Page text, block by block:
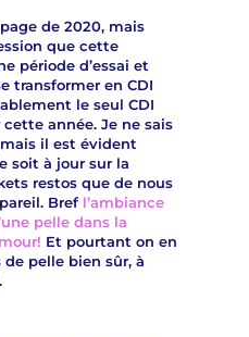
de 2020, mais
que cette
période d’essai et
transformer en CDI
le seul CDI
année. Je ne sais
il est évident
soit à jour sur la
restos que de nous
Bref l’ambiance
pelle dans la
Et pourtant on en
pelle bien sûr, à